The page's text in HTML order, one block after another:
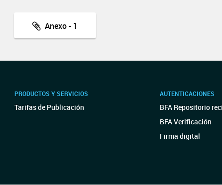
Anexo - 1
PRODUCTOS Y SERVICIOS
Tarifas de Publicación
AUTENTICACIONES
BFA Repositorio
BFA Verificación
Firma digital